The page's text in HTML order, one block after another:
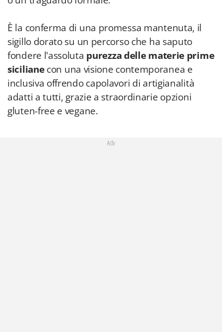
È la conferma di una promessa mantenuta, il
sigillo dorato su un percorso che ha saputo
fondere l'assoluta purezza delle materie prime
sicilianecon una visione contemporanea e
inclusiva offrendo capolavori di artigianalità
adatti a tutti, grazie a straordinarie opzioni
gluten-free e vegane.
Adv